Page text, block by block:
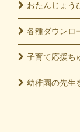
おたんじょう
各種ダウンロ
子育て応援ち
幼稚園の先生